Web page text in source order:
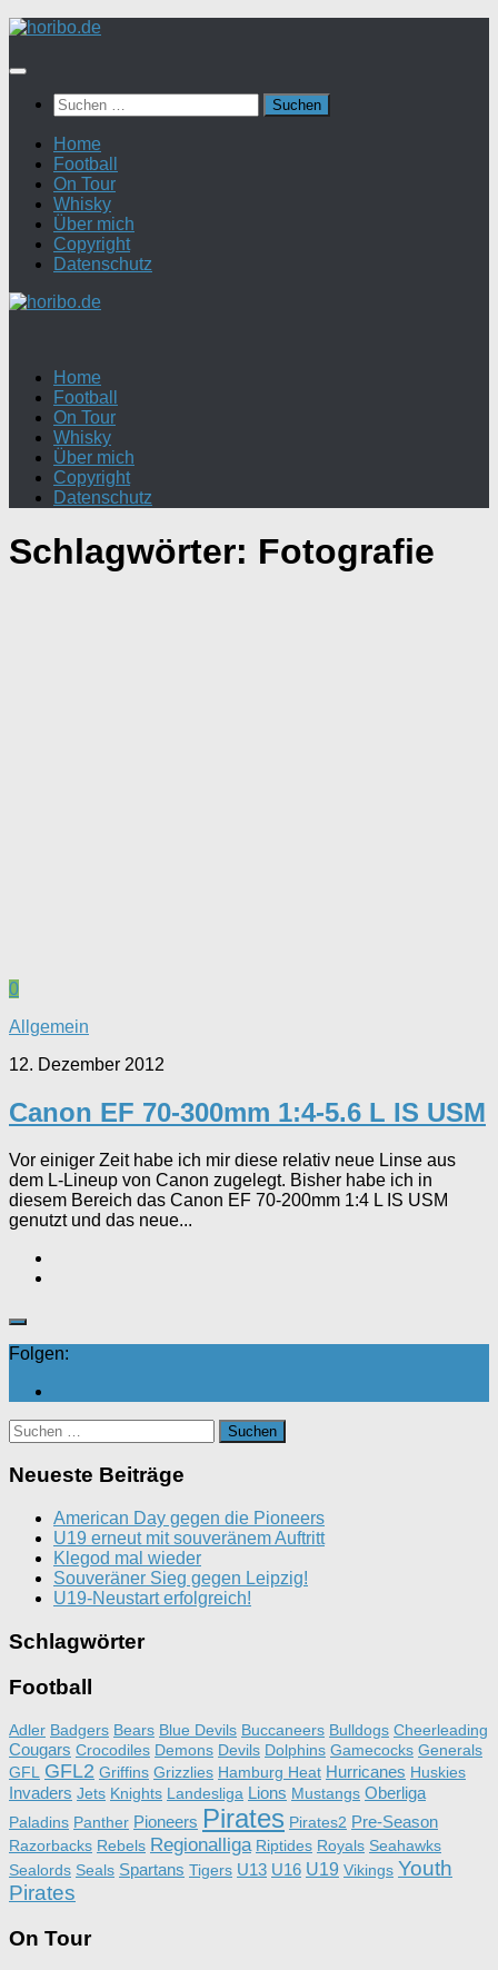
Zum
springen
Suchen
nach:
Home
Football
On Tour
Whisky
Über mich
Copyright
Datenschutz
Home
Football
On Tour
Whisky
Über mich
Copyright
Datenschutz
Schlagwörter: Fotografie
0
Allgemein
12. Dezember 2012
Canon EF 70-300mm 1:4-5.6 L IS USM
Vor einiger Zeit habe ich mir diese relativ neue Linse aus
dem L-Lineup von Canon zugelegt. Bisher habe ich in
diesem Bereich das Canon EF 70-200mm 1:4 L IS USM
genutzt und das neue...
Folgen:
Suchen
nach:
Neueste Beiträge
American Day gegen die Pioneers
U19 erneut mit souveränem Auftritt
Klegod mal wieder
Souveräner Sieg gegen Leipzig!
U19-Neustart erfolgreich!
Schlagwörter
Football
Adler Badgers Bears Blue Devils Buccaneers Bulldogs Cheerleading
Cougars Crocodiles Demons Devils Dolphins Gamecocks Generals
GFL GFL2 Griffins Grizzlies Hamburg Heat Hurricanes Huskies
Invaders Jets Knights Landesliga Lions Mustangs Oberliga
Paladins Panther Pioneers Pirates Pirates2 Pre-Season
Razorbacks Rebels Regionalliga Riptides Royals Seahawks
Sealords Seals Spartans Tigers U13 U16 U19 Vikings Youth
Pirates
On Tour